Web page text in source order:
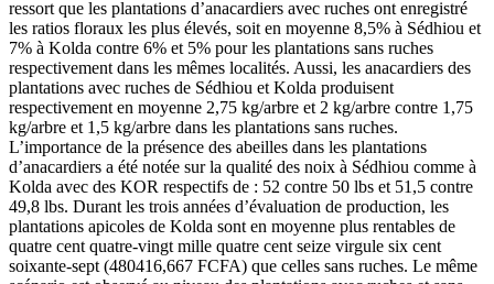
ressort que les plantations d’anacardiers avec ruches ont enregistré
les ratios floraux les plus élevés, soit en moyenne 8,5% à Sédhiou et
7% à Kolda contre 6% et 5% pour les plantations sans ruches
respectivement dans les mêmes localités. Aussi, les anacardiers des
plantations avec ruches de Sédhiou et Kolda produisent
respectivement en moyenne 2,75 kg/arbre et 2 kg/arbre contre 1,75
kg/arbre et 1,5 kg/arbre dans les plantations sans ruches.
L’importance de la présence des abeilles dans les plantations
d’anacardiers a été notée sur la qualité des noix à Sédhiou comme à
Kolda avec des KOR respectifs de : 52 contre 50 lbs et 51,5 contre
49,8 lbs. Durant les trois années d’évaluation de production, les
plantations apicoles de Kolda sont en moyenne plus rentables de
quatre cent quatre-vingt mille quatre cent seize virgule six cent
soixante-sept (480416,667 FCFA) que celles sans ruches. Le même